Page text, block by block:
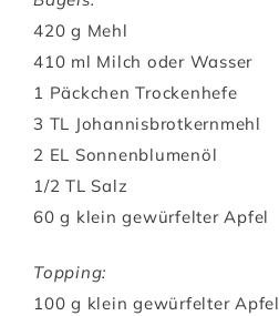
420 g Mehl
410 ml Milch oder Wasser
1 Päckchen Trockenhefe
3 TL Johannisbrotkernmehl
2 EL Sonnenblumenöl
1/2 TL Salz
60 g klein gewürfelter Apfel
Topping:
100 g klein gewürfelter Apfel